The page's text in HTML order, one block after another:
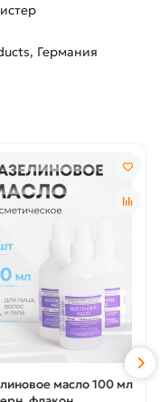
Германия
масло 100 мл